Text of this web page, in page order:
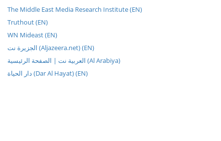
The Middle East Media Research Institute (EN)
Truthout (EN)
WN Mideast (EN)
الجزيرة نت (Aljazeera.net) (EN)
العربية نت | الصفحة الرئيسية (Al Arabiya)
دار الحياة (Dar Al Hayat) (EN)